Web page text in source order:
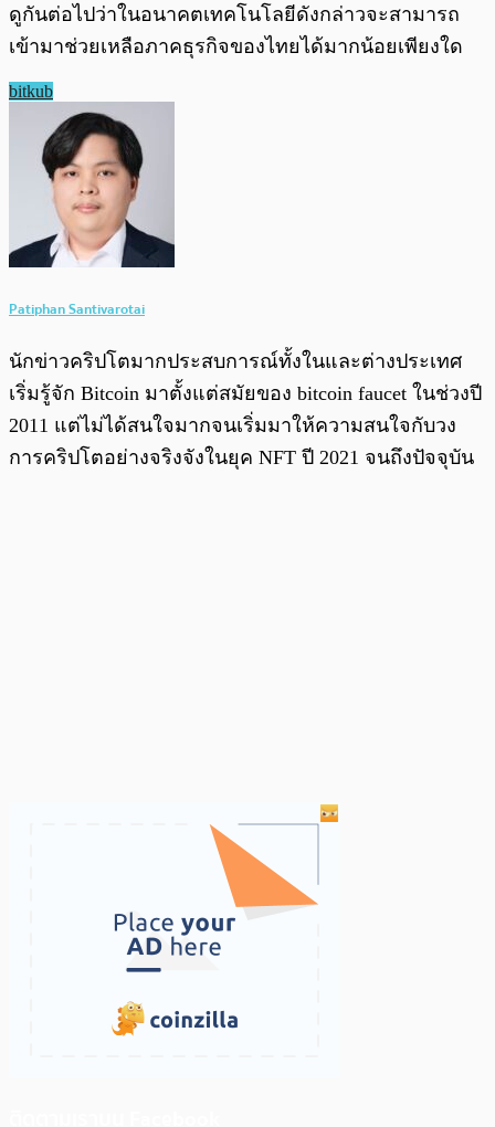
ดูกันต่อไปว่าในอนาคตเทคโนโลยีดังกล่าวจะสามารถ
เข้ามาช่วยเหลือภาคธุรกิจของไทยได้มากน้อยเพียงใด
bitkub
Patiphan Santivarotai
นักข่าวคริปโตมากประสบการณ์ทั้งในและต่างประเทศ
เริ่มรู้จัก Bitcoin มาตั้งแต่สมัยของ bitcoin faucet ในช่วงปี
2011 แต่ไม่ได้สนใจมากจนเริ่มมาให้ความสนใจกับวง
การคริปโตอย่างจริงจังในยุค NFT ปี 2021 จนถึงปัจจุบัน